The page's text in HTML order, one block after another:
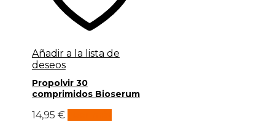
Añadir a la lista de
deseos
Propolvir 30
comprimidos Bioserum
14,95 €